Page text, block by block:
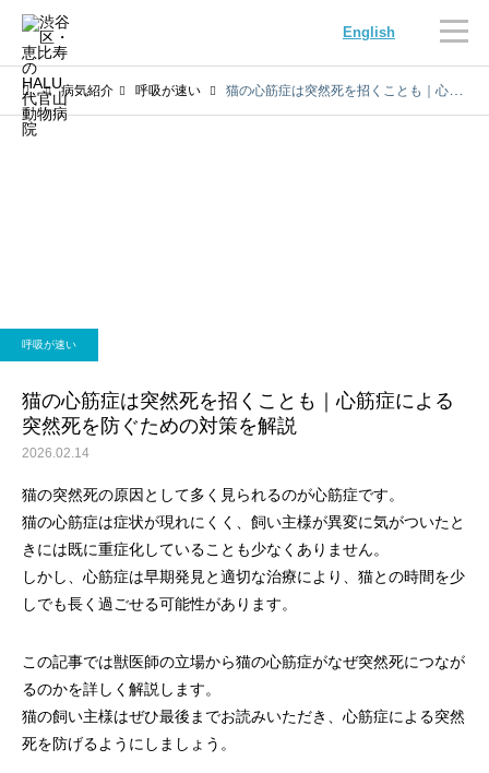
English
画像診断科 軟部外科
病気紹介 呼吸が速い 猫の心筋症は突然死を招くことも｜心筋症による突然死を防ぐための対策を解説
呼吸が速い
猫の心筋症は突然死を招くことも｜心筋症による
突然死を防ぐための対策を解説
2026.02.14
猫の突然死の原因として多く見られるのが心筋症です。
猫の心筋症は症状が現れにくく、飼い主様が異変に気がついたと
きには既に重症化していることも少なくありません。
しかし、心筋症は早期発見と適切な治療により、猫との時間を少
しでも長く過ごせる可能性があります。
この記事では獣医師の立場から猫の心筋症がなぜ突然死につなが
るのかを詳しく解説します。
猫の飼い主様はぜひ最後までお読みいただき、心筋症による突然
死を防げるようにしましょう。